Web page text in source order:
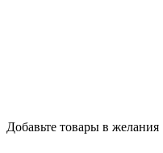
Добавьте товары в желания